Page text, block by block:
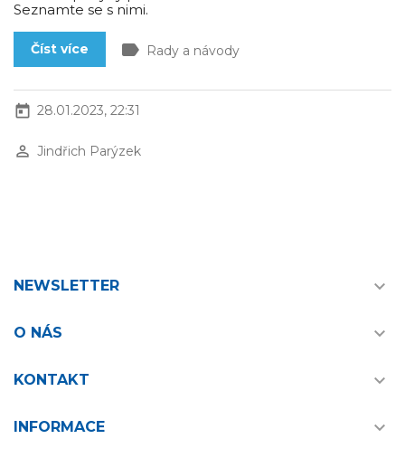
Seznamte se s nimi.
Číst více label Rady a návody
today 28.01.2023, 22:31
perm_identity Jindřich Parýzek
NEWSLETTER 
O NÁS 
KONTAKT 
INFORMACE 